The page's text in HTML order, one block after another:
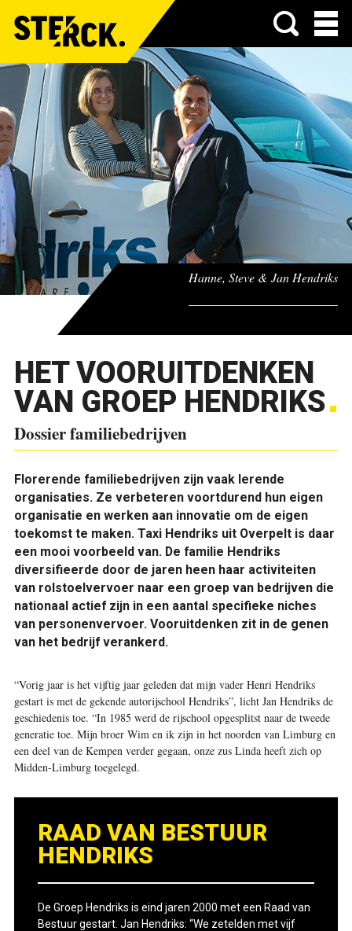
Menu
Hanne, Steve & Jan Hendriks
HET VOORUITDENKEN
VAN GROEP HENDRIKS
Dossier familiebedrijven
Florerende familiebedrijven zijn vaak lerende
organisaties. Ze verbeteren voortdurend hun eigen
organisatie en werken aan innovatie om de eigen
toekomst te maken. Taxi Hendriks uit Overpelt is daar
een mooi voorbeeld van. De familie Hendriks
diversifieerde door de jaren heen haar activiteiten
van rolstoelvervoer naar een groep van bedrijven die
nationaal actief zijn in een aantal specifieke niches
van personenvervoer. Vooruitdenken zit in de genen
van het bedrijf verankerd.
“Vorig jaar is het vijftig jaar geleden dat mijn vader Henri Hendriks
gestart is met de gekende autorijschool Hendriks”, licht Jan Hendriks de
geschiedenis toe. “In 1985 werd de rijschool opgesplitst naar de tweede
generatie toe. Mijn broer Wim en ik zijn in het noorden van Limburg en
een deel van de Kempen verder gegaan, onze zus Linda heeft zich op
Midden-Limburg toegelegd.
RAAD VAN BESTUUR
HENDRIKS
De Groep Hendriks is eind jaren 2000 met een Raad van
Bestuur gestart. Jan Hendriks: “We zetelden met vijf